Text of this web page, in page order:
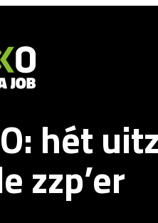
hét
zzp’er